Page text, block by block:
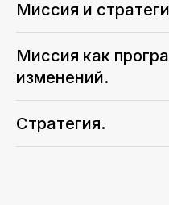
Миссия и
Миссия как
изменений.
Стратегия.